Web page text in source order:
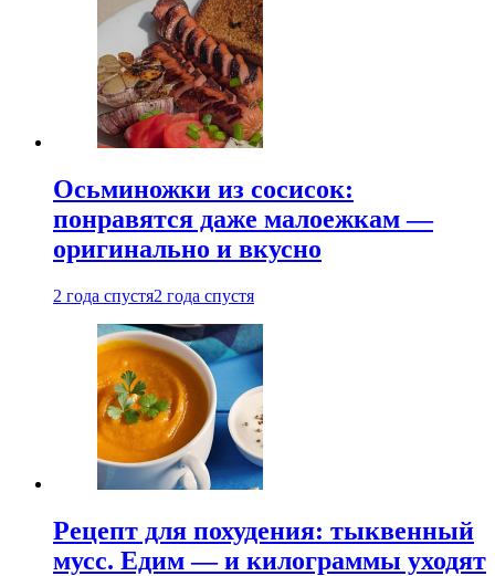
Осьминожки из сосисок:
понравятся даже малоежкам —
оригинально и вкусно
2 года спустя2 года спустя
Рецепт для похудения: тыквенный
мусс. Едим — и килограммы уходят